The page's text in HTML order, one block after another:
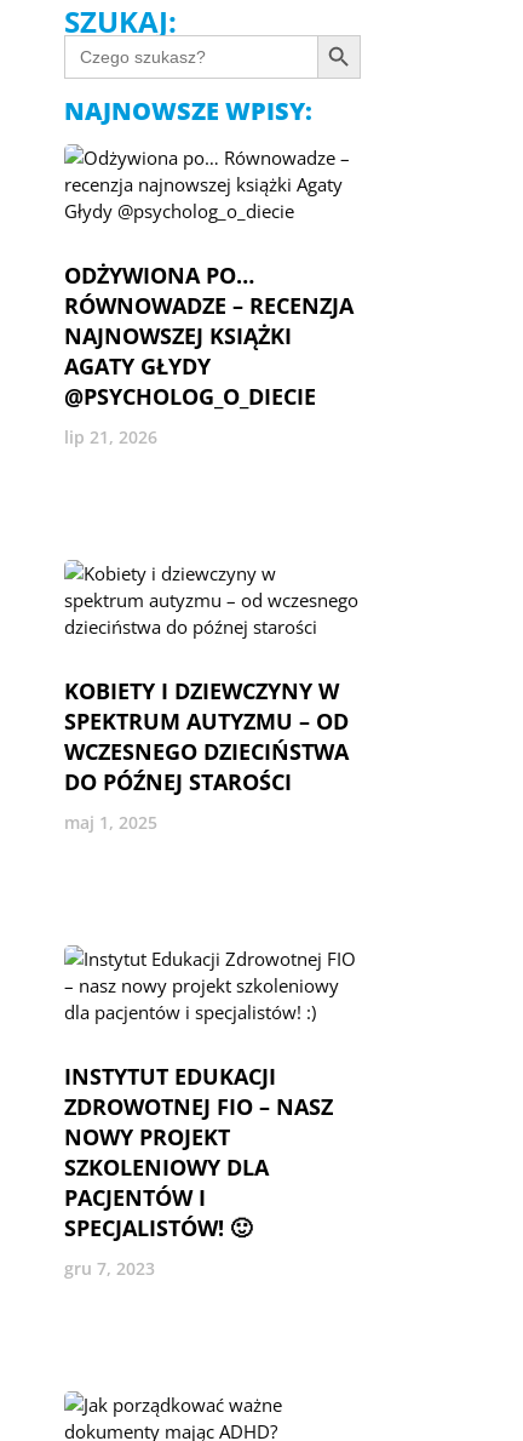
SZUKAJ:
SEARCH
FOR:
Search Button
NAJNOWSZE WPISY:
ODŻYWIONA PO…
RÓWNOWADZE – RECENZJA
NAJNOWSZEJ KSIĄŻKI
AGATY GŁYDY
@PSYCHOLOG_O_DIECIE
lip 21, 2026
KOBIETY I DZIEWCZYNY W
SPEKTRUM AUTYZMU – OD
WCZESNEGO DZIECIŃSTWA
DO PÓŹNEJ STAROŚCI
maj 1, 2025
INSTYTUT EDUKACJI
ZDROWOTNEJ FIO – NASZ
NOWY PROJEKT
SZKOLENIOWY DLA
PACJENTÓW I
SPECJALISTÓW! 🙂
gru 7, 2023